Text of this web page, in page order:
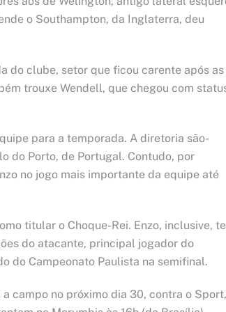
o Southampton, da Inglaterra, deu
do clube, setor que ficou carente após as
trouxe Wendell, que chegou com
para a temporada. A diretoria são-
do Porto, de Portugal. Contudo, por
no jogo mais importante da equipe até
titular o Choque-Rei. Enzo, inclusive,
do atacante, principal jogador do
do Campeonato Paulista na semifinal.
campo no próximo dia 30, contra o Sport,